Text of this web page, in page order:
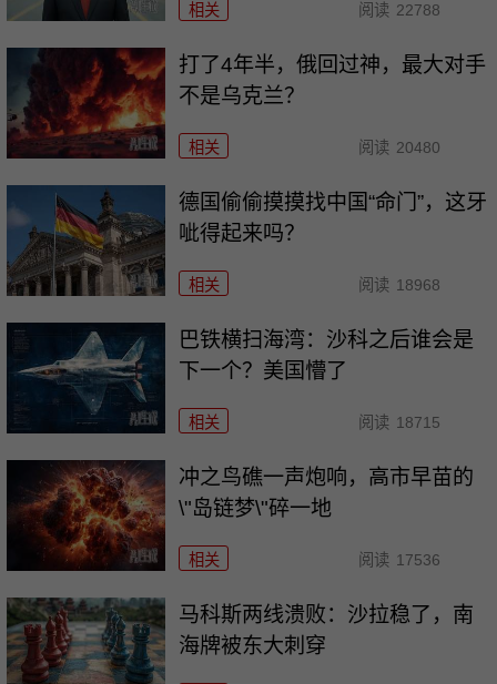
相关 阅读 22788
打了4年半，俄回过神，最大对手
不是乌克兰？
相关 阅读 20480
德国偷偷摸摸找中国“命门”，这牙
呲得起来吗？
相关 阅读 18968
巴铁横扫海湾：沙科之后谁会是
下一个？美国懵了
相关 阅读 18715
冲之鸟礁一声炮响，高市早苗的
\"岛链梦\"碎一地
相关 阅读 17536
马科斯两线溃败：沙拉稳了，南
海牌被东大刺穿